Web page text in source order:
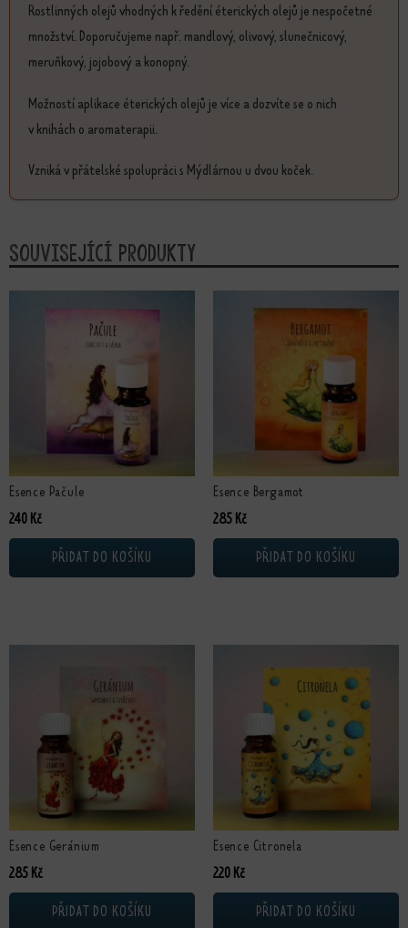
Rostlinných olejů vhodných k ředění éterických olejů je nespočetné
množství. Doporučujeme např. mandlový, olivový, slunečnicový,
meruňkový, jojobový a konopný.
Možností aplikace éterických olejů je více a dozvíte se o nich
v knihách o aromaterapii.
Vzniká v přátelské spolupráci s Mýdlárnou u dvou koček.
Související produkty
Esence Pačule
240 Kč
PŘIDAT DO KOŠÍKU
Esence Bergamot
285 Kč
PŘIDAT DO KOŠÍKU
Esence Geránium
285 Kč
PŘIDAT DO KOŠÍKU
Esence Citronela
220 Kč
PŘIDAT DO KOŠÍKU